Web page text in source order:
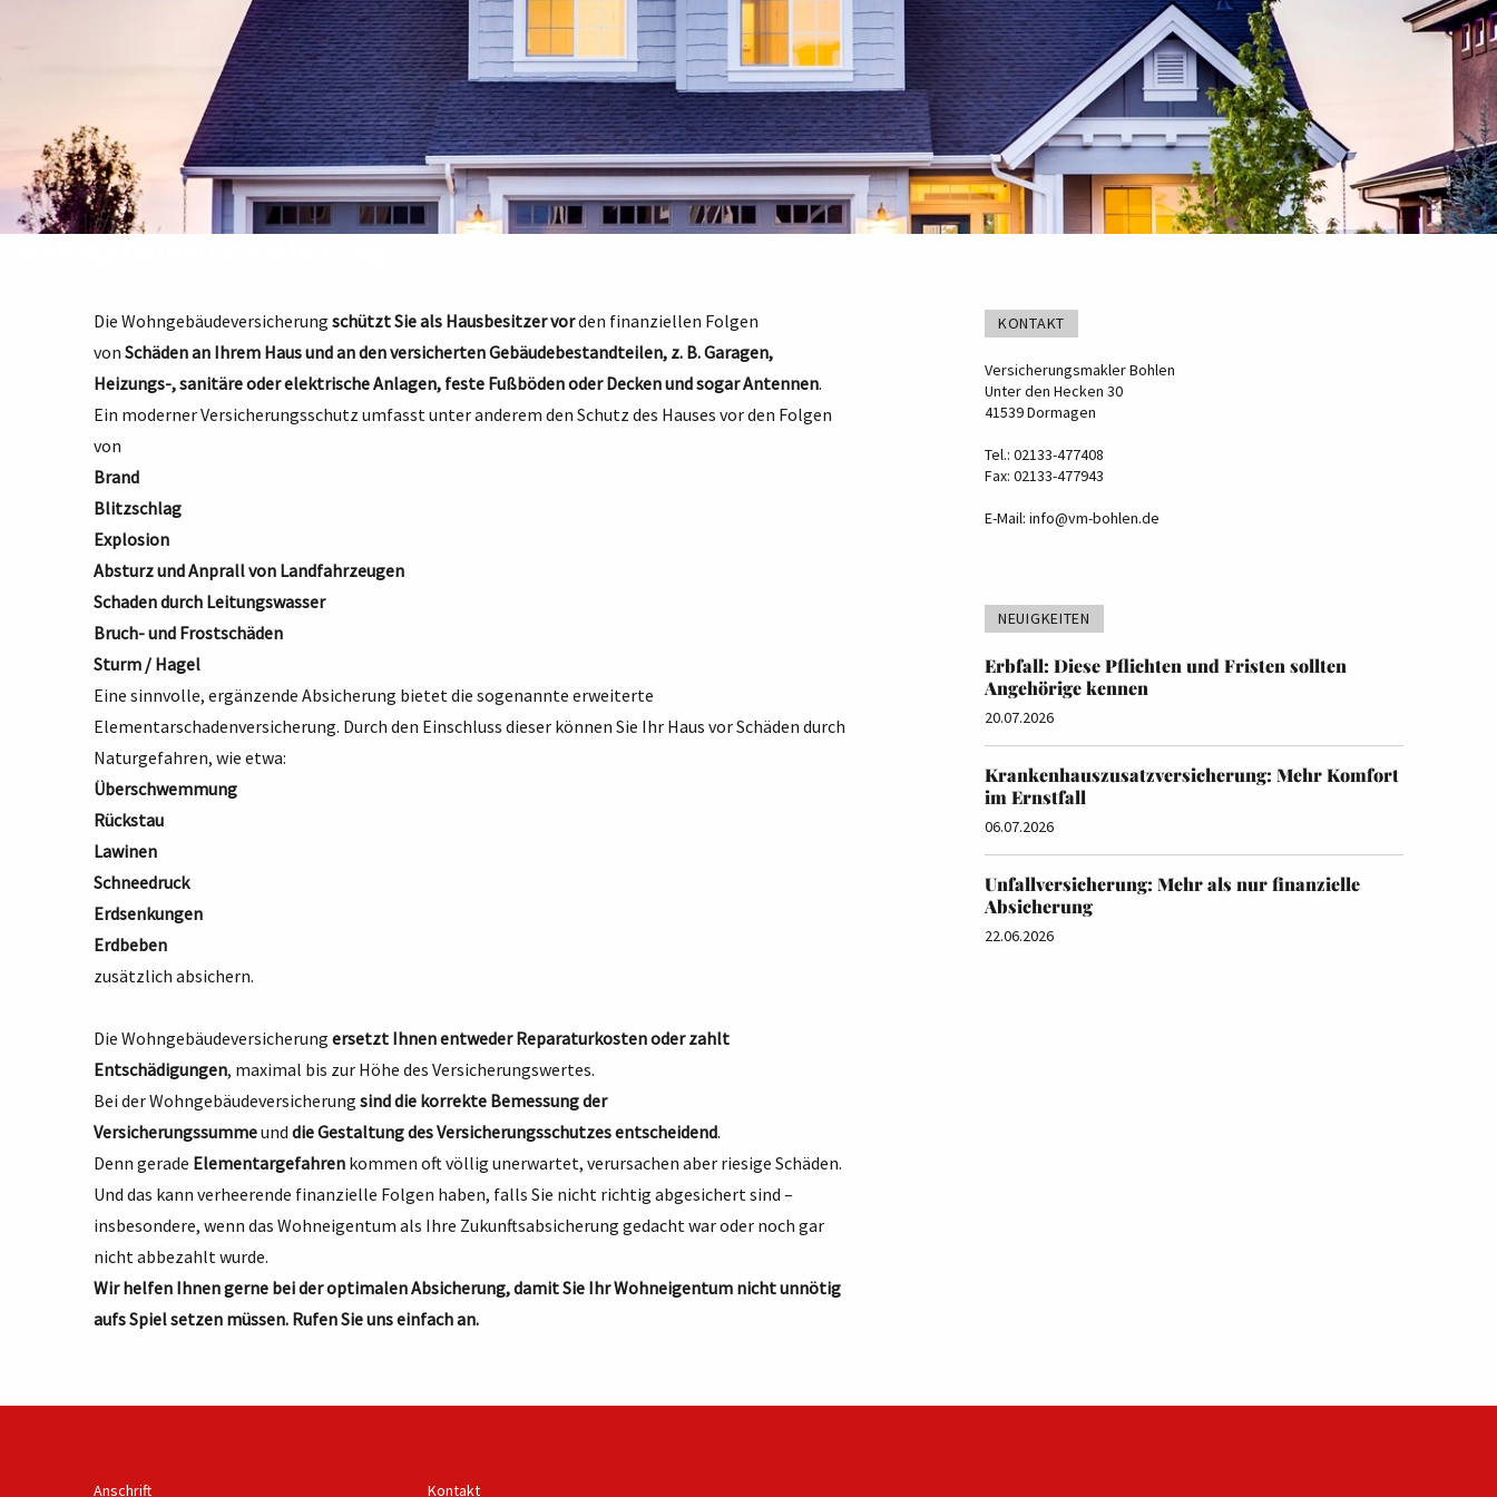
Die Wohngebäudeversicherung schützt Sie als Hausbesitzer vorden finanziellen Folgen
von Schäden an Ihrem Haus und an den versicherten Gebäudebestandteilen, z. B. Garagen,
Heizungs-, sanitäre oder elektrische Anlagen, feste Fußböden oder Decken und sogar Antennen.
Ein moderner Versicherungsschutz umfasst unter anderem den Schutz des Hauses vor den Folgen
von
Brand
Blitzschlag
Explosion
Absturz und Anprall von Landfahrzeugen
Schaden durch Leitungswasser
Bruch- und Frostschäden
Sturm / Hagel
Eine sinnvolle, ergänzende Absicherung bietet die sogenannte erweiterte
Elementarschadenversicherung. Durch den Einschluss dieser können Sie Ihr Haus vor Schäden durch
Naturgefahren, wie etwa:
Überschwemmung
Rückstau
Lawinen
Schneedruck
Erdsenkungen
Erdbeben
zusätzlich absichern.
Die Wohngebäudeversicherung ersetzt Ihnen entweder Reparaturkosten oder zahlt
Entschädigungen, maximal bis zur Höhe des Versicherungswertes.
Bei der Wohngebäudeversicherung sind die korrekte Bemessung der
Versicherungssummeund die Gestaltung des Versicherungsschutzes entscheidend.
Denn gerade Elementargefahren kommen oft völlig unerwartet, verursachen aber riesige Schäden.
Und das kann verheerende finanzielle Folgen haben, falls Sie nicht richtig abgesichert sind –
insbesondere, wenn das Wohneigentum als Ihre Zukunftsabsicherung gedacht war oder noch gar
nicht abbezahlt wurde.
Wir helfen Ihnen gerne bei der optimalen Absicherung, damit Sie Ihr Wohneigentum nicht unnötig
aufs Spiel setzen müssen. Rufen Sie uns einfach an.
KONTAKT
Versicherungsmakler Bohlen
Unter den Hecken 30
41539 Dormagen
Tel.: 02133-477408
Fax: 02133-477943
E-Mail: info@vm-bohlen.de
NEUIGKEITEN
Erbfall: Diese Pflichten und Fristen sollten
Angehörige kennen
20.07.2026
Krankenhauszusatzversicherung: Mehr Komfort
im Ernstfall
06.07.2026
Unfallversicherung: Mehr als nur finanzielle
Absicherung
22.06.2026
Anschrift Kontakt